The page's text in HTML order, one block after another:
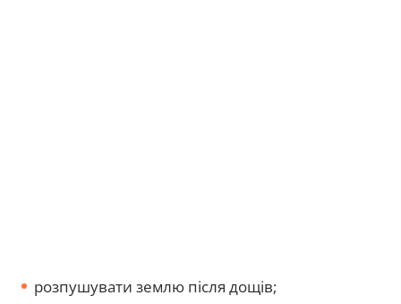
розпушувати землю після дощів;